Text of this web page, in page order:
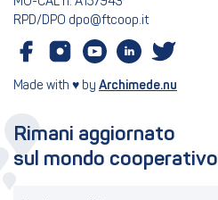
RPD/DPO dpo@ftcoop.it
Made with ♥ by Archimede.nu
Rimani aggiornato
sul mondo cooperativo